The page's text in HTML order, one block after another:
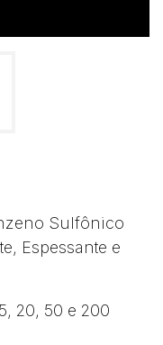
Sulfônico
Espessante e
5, 20, 50 e 200